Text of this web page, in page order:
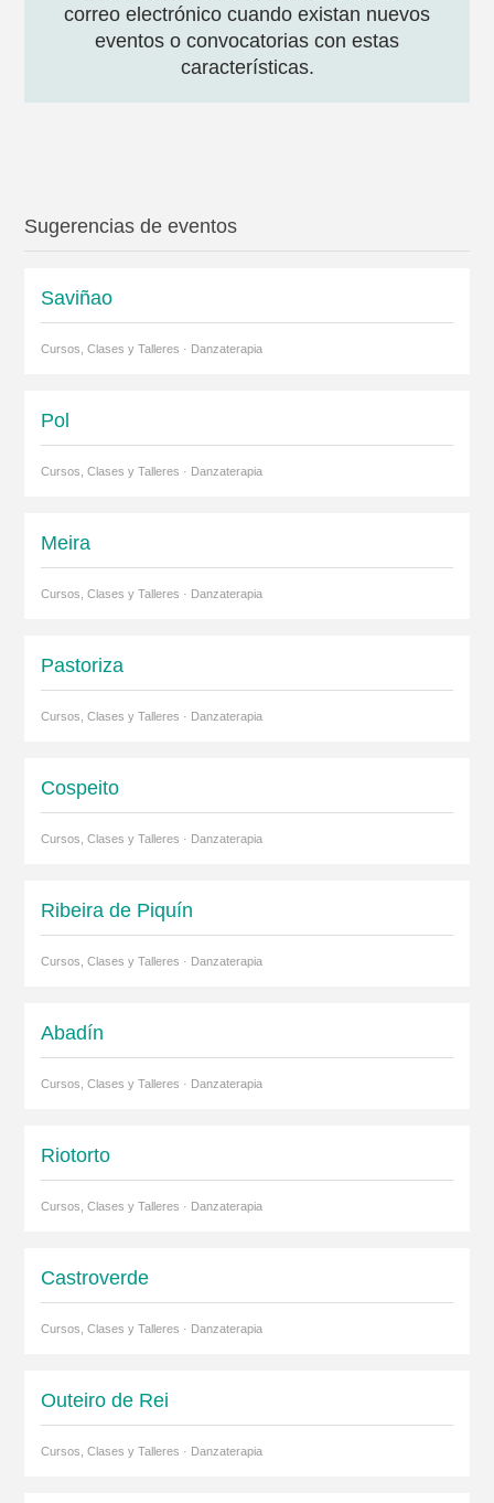
correo electrónico cuando existan nuevos
eventos o convocatorias con estas
características.
Sugerencias de eventos
Saviñao
Cursos, Clases y Talleres · Danzaterapia
Pol
Cursos, Clases y Talleres · Danzaterapia
Meira
Cursos, Clases y Talleres · Danzaterapia
Pastoriza
Cursos, Clases y Talleres · Danzaterapia
Cospeito
Cursos, Clases y Talleres · Danzaterapia
Ribeira de Piquín
Cursos, Clases y Talleres · Danzaterapia
Abadín
Cursos, Clases y Talleres · Danzaterapia
Riotorto
Cursos, Clases y Talleres · Danzaterapia
Castroverde
Cursos, Clases y Talleres · Danzaterapia
Outeiro de Rei
Cursos, Clases y Talleres · Danzaterapia